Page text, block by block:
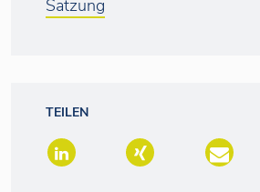
Satzung
TEILEN